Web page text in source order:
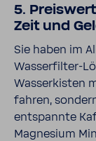
5.
Zeit und
Sie haben im
Wasserfilter-
Wasserkisten
fahren,
entspannte
Magnesium